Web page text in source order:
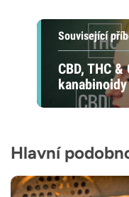
Související
CBD, THC
Hlavní